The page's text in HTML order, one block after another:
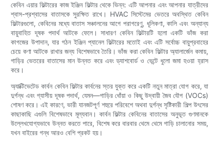
কেবিন এয়ার ফিল্টারের কাজ ইঞ্জিন ফিল্টার থেকে ভিন্ন: এটি আপনার এবং আপনার যাত্রীদের
শ্বাস-প্রশ্বাসের বাতাসকে সুরক্ষিত রাখে। HVAC সিস্টেমের ভেতরে অবস্থিত কেবিন
ফিল্টারগুলো, কেবিনের মধ্যে বাতাস সঞ্চালনের আগে পরাগরেণু, ধূলিকণা, কালি এবং অন্যান্য
বায়ুবাহিত দূষক পদার্থ আটকে ফেলে। সাধারণ কেবিন ফিল্টারটি হলো একটি ভাঁজ করা
কাগজের উপাদান, যার গঠন ইঞ্জিন প্যানেল ফিল্টারের মতোই এবং এটি সর্বোচ্চ বায়ুপ্রবাহের
চেয়ে কণা আটকে রাখার জন্য বিশেষভাবে তৈরি। ভাঁজ করা কেবিন ফিল্টার অ্যালার্জেন কমায়,
গাড়ির ভেতরের বাতাসের মান উন্নত করে এবং ড্যাশবোর্ড ও ভেন্টে ধুলো জমা হওয়া হ্রাস
করে।
অ্যাক্টিভেটেড কার্বন কেবিন ফিল্টার কার্বনের স্তর যুক্ত করে একটি নতুন মাত্রা যোগ করে, যা
দুর্গন্ধ এবং গ্যাসীয় দূষক পদার্থ, যেমন—গাড়ির ধোঁয়া ও কিছু উদ্বায়ী জৈব যৌগ (VOCs)
শোষণ করে। এই কারণে, ভারী যানজটপূর্ণ শহুরে পরিবেশে অথবা দুর্গন্ধ সৃষ্টিকারী শিল্প উৎসের
কাছাকাছি এগুলি বিশেষভাবে মূল্যবান। কার্বন ফিল্টার কেবিনের বাতাসের অনুভূত গুণমানকে
উল্লেখযোগ্যভাবে উন্নত করতে পারে, বিশেষ করে বারবার থেমে থেমে গাড়ি চালানোর সময়,
যখন বাইরের গন্ধ আরও বেশি প্রকট হয়।